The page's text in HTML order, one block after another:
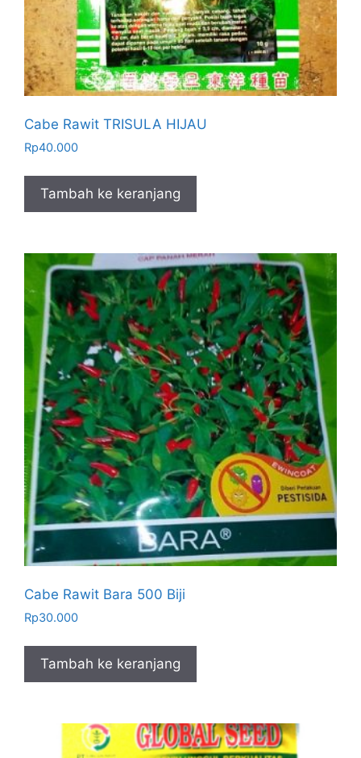
Cabe Rawit TRISULA HIJAU
Rp40.000
Tambah ke keranjang
Cabe Rawit Bara 500 Biji
Rp30.000
Tambah ke keranjang